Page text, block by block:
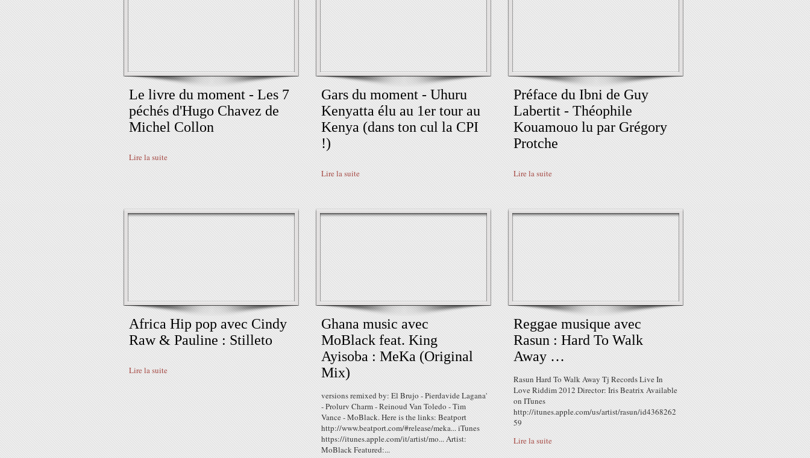
Le livre du moment - Les 7
péchés d'Hugo Chavez de
Michel Collon
Lire la suite
Gars du moment - Uhuru
Kenyatta élu au 1er tour au
Kenya (dans ton cul la CPI
!)
Lire la suite
Préface du Ibni de Guy
Labertit - Théophile
Kouamouo lu par Grégory
Protche
Lire la suite
Africa Hip pop avec Cindy
Raw & Pauline : Stilleto
Lire la suite
Ghana music avec
MoBlack feat. King
Ayisoba : MeKa (Original
Mix)
versions remixed by: El Brujo - Pierdavide Lagana'
- Prolurv Charm - Reinoud Van Toledo - Tim
Vance - MoBlack. Here is the links: Beatport
http://www.beatport.com/#release/meka... iTunes
https://itunes.apple.com/it/artist/mo... Artist:
MoBlack Featured:...
Reggae musique avec
Rasun : Hard To Walk
Away …
Rasun Hard To Walk Away Tj Records Live In
Love Riddim 2012 Director: Iris Beatrix Available
on ITunes
http://itunes.apple.com/us/artist/rasun/id4368262
59
Lire la suite